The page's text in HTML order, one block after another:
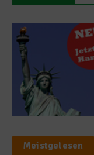
Meistgelesen